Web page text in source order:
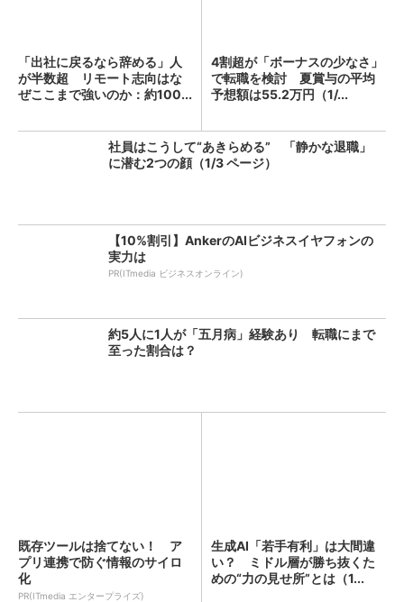
「出社に戻るなら辞める」人
が半数超 リモート志向はな
ぜここまで強いのか：約100...
4割超が「ボーナスの少なさ」
で転職を検討 夏賞与の平均
予想額は55.2万円（1/...
社員はこうして“あきらめる” 「静かな退職」
に潜む2つの顔（1/3 ページ）
【10%割引】AnkerのAIビジネスイヤフォンの
実力は
PR(ITmedia ビジネスオンライン)
約5人に1人が「五月病」経験あり 転職にまで
至った割合は？
既存ツールは捨てない！ ア
プリ連携で防ぐ情報のサイロ
化
PR(ITmedia エンタープライズ)
生成AI「若手有利」は大間違
い？ ミドル層が勝ち抜くた
めの“力の見せ所”とは（1...